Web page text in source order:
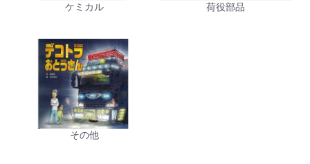
ケミカル 荷役部品
その他